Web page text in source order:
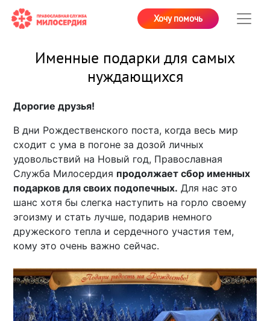
Хочу помочь
Именные подарки для самых
нуждающихся
Дорогие друзья!
В дни Рождественского поста, когда весь мир
сходит с ума в погоне за дозой личных
удовольствий на Новый год, Православная
Служба Милосердия продолжает сбор именных
подарков для своих подопечных. Для нас это
шанс хотя бы слегка наступить на горло своему
эгоизму и стать лучше, подарив немного
дружеского тепла и сердечного участия тем,
кому это очень важно сейчас.